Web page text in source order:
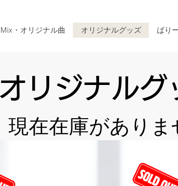
Mix・オリジナル曲 オリジナルグッズ ばり
オリジナルグ
現在在庫がありま